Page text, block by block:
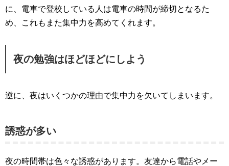
に、電車で登校している人は電車の時間が締切となるた
め、これもまた集中力を高めてくれます。
夜の勉強はほどほどにしよう
逆に、夜はいくつかの理由で集中力を欠いてしまいます。
誘惑が多い
夜の時間帯は色々な誘惑があります。友達から電話やメー